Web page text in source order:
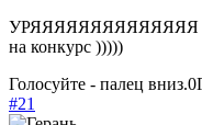
УРЯЯЯЯЯЯЯЯЯЯЯЯЯЯ я
на конкурс )))))
Голосуйте - палец вниз.0
#21